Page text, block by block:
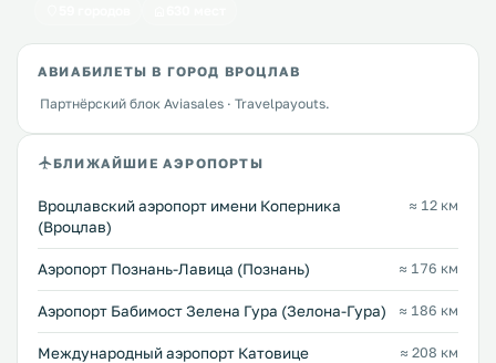
АВИАБИЛЕТЫ В ГОРОД ВРОЦЛАВ
Партнёрский блок Aviasales · Travelpayouts.
БЛИЖАЙШИЕ АЭРОПОРТЫ
Вроцлавский аэропорт имени Коперника
(Вроцлав)
≈ 12 км
Аэропорт Познань-Лавица (Познань) ≈ 176 км
Аэропорт Бабимост Зелена Гура (Зелона-Гура) ≈ 186 км
Международный аэропорт Катовице
≈ 208 км